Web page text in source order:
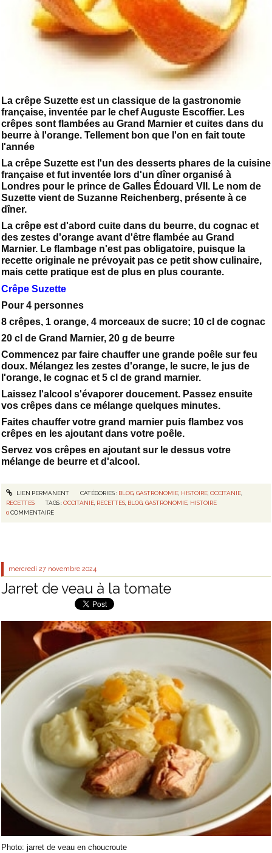
La crêpe Suzette est un classique de la gastronomie
française, inventée par le chef Auguste Escoffier. Les
crêpes sont flambées au Grand Marnier et cuites dans du
beurre à l'orange. Tellement bon que l'on en fait toute
l'année
La crêpe Suzette est l'un des desserts phares de la cuisine
française et fut inventée lors d'un dîner organisé à
Londres pour le prince de Galles Édouard VII. Le nom de
Suzette vient de Suzanne Reichenberg, présente à ce
dîner.
La crêpe est d'abord cuite dans du beurre, du cognac et
des zestes d'orange avant d'être flambée au Grand
Marnier. Le flambage n'est pas obligatoire, puisque la
recette originale ne prévoyait pas ce petit show culinaire,
mais cette pratique est de plus en plus courante.
Crêpe Suzette
Pour 4 personnes
8 crêpes, 1 orange, 4 morceaux de sucre; 10 cl de cognac
20 cl de Grand Marnier, 20 g de beurre
Commencez par faire chauffer une grande poêle sur feu
doux. Mélangez les zestes d'orange, le sucre, le jus de
l'orange, le cognac et 5 cl de grand marnier.
Laissez l'alcool s'évaporer doucement. Passez ensuite
vos crêpes dans ce mélange quelques minutes.
Faites chauffer votre grand marnier puis flambez vos
crêpes en les ajoutant dans votre poêle.
Servez vos crêpes en ajoutant sur le dessus votre
mélange de beurre et d'alcool.
LIEN PERMANENT CATÉGORIES : BLOG, GASTRONOMIE, HISTOIRE, OCCITANIE,
RECETTES
TAGS :OCCITANIE RECETTES BLOG ,GASTRONOMIE HISTOIRE
0COMMENTAIRE
mercredi 27 novembre 2024
Jarret de veau à la tomate
Photo: jarret de veau en choucroute